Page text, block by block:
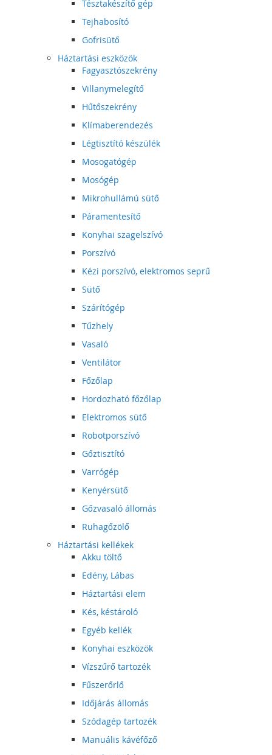
Tésztakészítő gép
Tejhabosító
Gofrisütő
Háztartási eszközök
Fagyasztószekrény
Villanymelegítő
Hűtőszekrény
Klímaberendezés
Légtisztító készülék
Mosogatógép
Mosógép
Mikrohullámú sütő
Páramentesítő
Konyhai szagelszívó
Porszívó
Kézi porszívó, elektromos seprű
Sütő
Szárítógép
Tűzhely
Vasaló
Ventilátor
Főzőlap
Hordozható főzőlap
Elektromos sütő
Robotporszívó
Gőztisztító
Varrógép
Kenyérsütő
Gőzvasaló állomás
Ruhagőzölő
Háztartási kellékek
Akku töltő
Edény, Lábas
Háztartási elem
Kés, késtároló
Egyéb kellék
Konyhai eszközök
Vízszűrő tartozék
Fűszerőrlő
Időjárás állomás
Szódagép tartozék
Manuális kávéfőző